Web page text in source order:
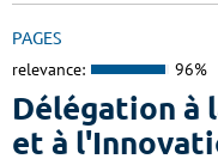
PAGES
relevance: 96%
Délégation à
et à